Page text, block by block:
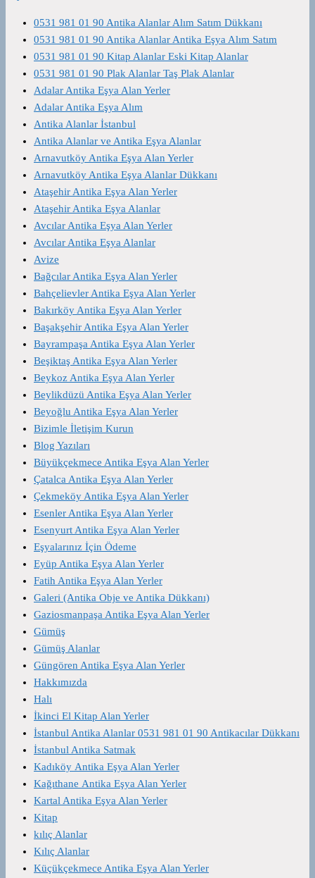
0531 981 01 90 Antika Alanlar Alım Satım Dükkanı
0531 981 01 90 Antika Alanlar Antika Eşya Alım Satım
0531 981 01 90 Kitap Alanlar Eski Kitap Alanlar
0531 981 01 90 Plak Alanlar Taş Plak Alanlar
Adalar Antika Eşya Alan Yerler
Adalar Antika Eşya Alım
Antika Alanlar İstanbul
Antika Alanlar ve Antika Eşya Alanlar
Arnavutköy Antika Eşya Alan Yerler
Arnavutköy Antika Eşya Alanlar Dükkanı
Ataşehir Antika Eşya Alan Yerler
Ataşehir Antika Eşya Alanlar
Avcılar Antika Eşya Alan Yerler
Avcılar Antika Eşya Alanlar
Avize
Bağcılar Antika Eşya Alan Yerler
Bahçelievler Antika Eşya Alan Yerler
Bakırköy Antika Eşya Alan Yerler
Başakşehir Antika Eşya Alan Yerler
Bayrampaşa Antika Eşya Alan Yerler
Beşiktaş Antika Eşya Alan Yerler
Beykoz Antika Eşya Alan Yerler
Beylikdüzü Antika Eşya Alan Yerler
Beyoğlu Antika Eşya Alan Yerler
Bizimle İletişim Kurun
Blog Yazıları
Büyükçekmece Antika Eşya Alan Yerler
Çatalca Antika Eşya Alan Yerler
Çekmeköy Antika Eşya Alan Yerler
Esenler Antika Eşya Alan Yerler
Esenyurt Antika Eşya Alan Yerler
Eşyalarınız İçin Ödeme
Eyüp Antika Eşya Alan Yerler
Fatih Antika Eşya Alan Yerler
Galeri (Antika Obje ve Antika Dükkanı)
Gaziosmanpaşa Antika Eşya Alan Yerler
Gümüş
Gümüş Alanlar
Güngören Antika Eşya Alan Yerler
Hakkımızda
Halı
İkinci El Kitap Alan Yerler
İstanbul Antika Alanlar 0531 981 01 90 Antikacılar Dükkanı
İstanbul Antika Satmak
Kadıköy Antika Eşya Alan Yerler
Kağıthane Antika Eşya Alan Yerler
Kartal Antika Eşya Alan Yerler
Kitap
kılıç Alanlar
Kılıç Alanlar
Küçükçekmece Antika Eşya Alan Yerler